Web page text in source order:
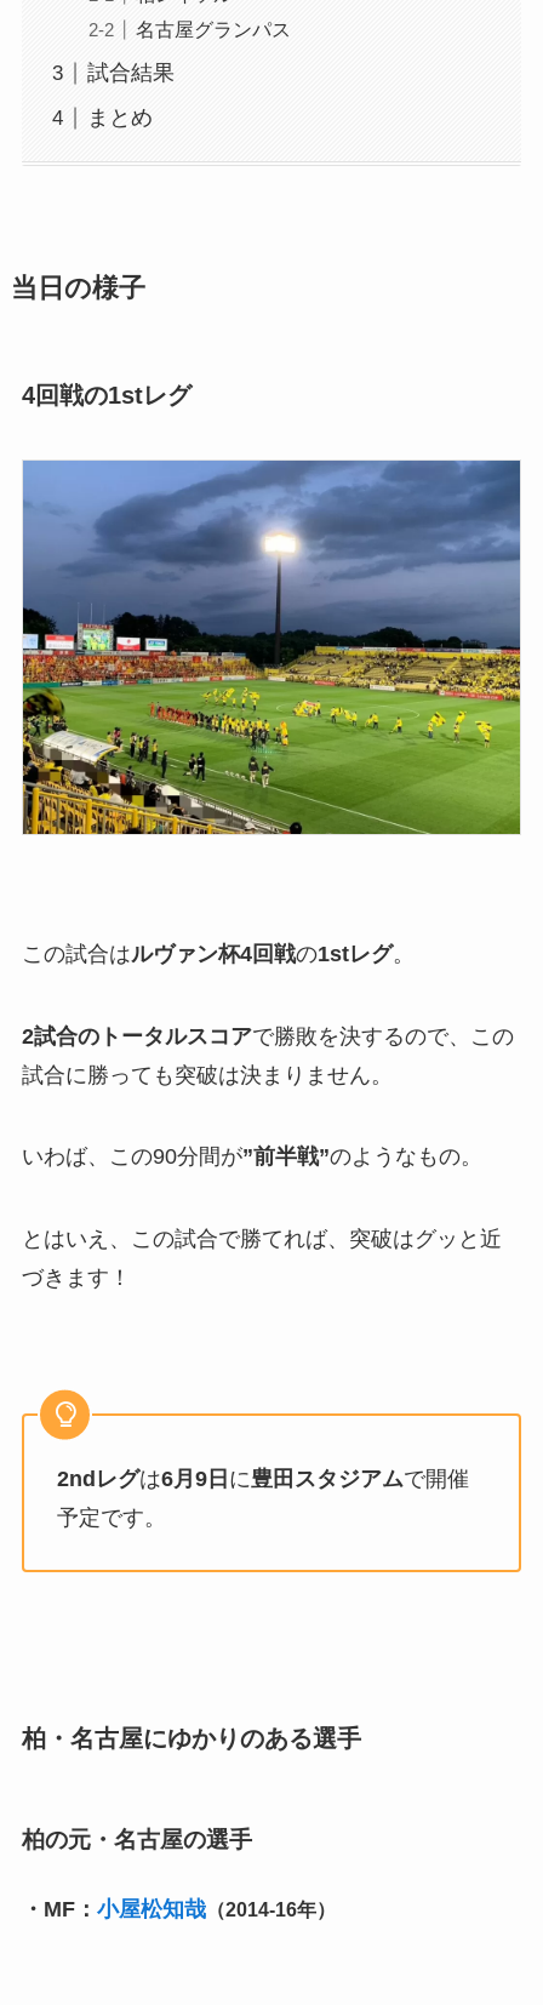
名古屋グランパス
試合結果
まとめ
当日の様子
4回戦の1stレグ
この試合はルヴァン杯4回戦の1stレグ。
2試合のトータルスコアで勝敗を決するので、この
試合に勝っても突破は決まりません。
いわば、この90分間が”前半戦”のようなもの。
とはいえ、この試合で勝てれば、突破はグッと近
づきます！
2ndレグは6月9日 に豊田スタジアムで開催
予定です。
柏・名古屋にゆかりのある選手
柏の元・名古屋の選手
・MF： 小屋松知哉（2014-16年）